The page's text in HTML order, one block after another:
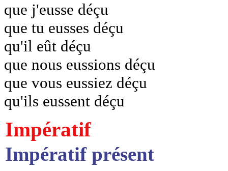
que j'eusse déçu
que tu eusses déçu
qu'il eût déçu
que nous eussions déçu
que vous eussiez déçu
qu'ils eussent déçu
Impératif
Impératif présent